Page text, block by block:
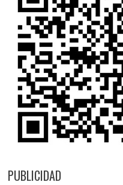
PUBLICIDAD